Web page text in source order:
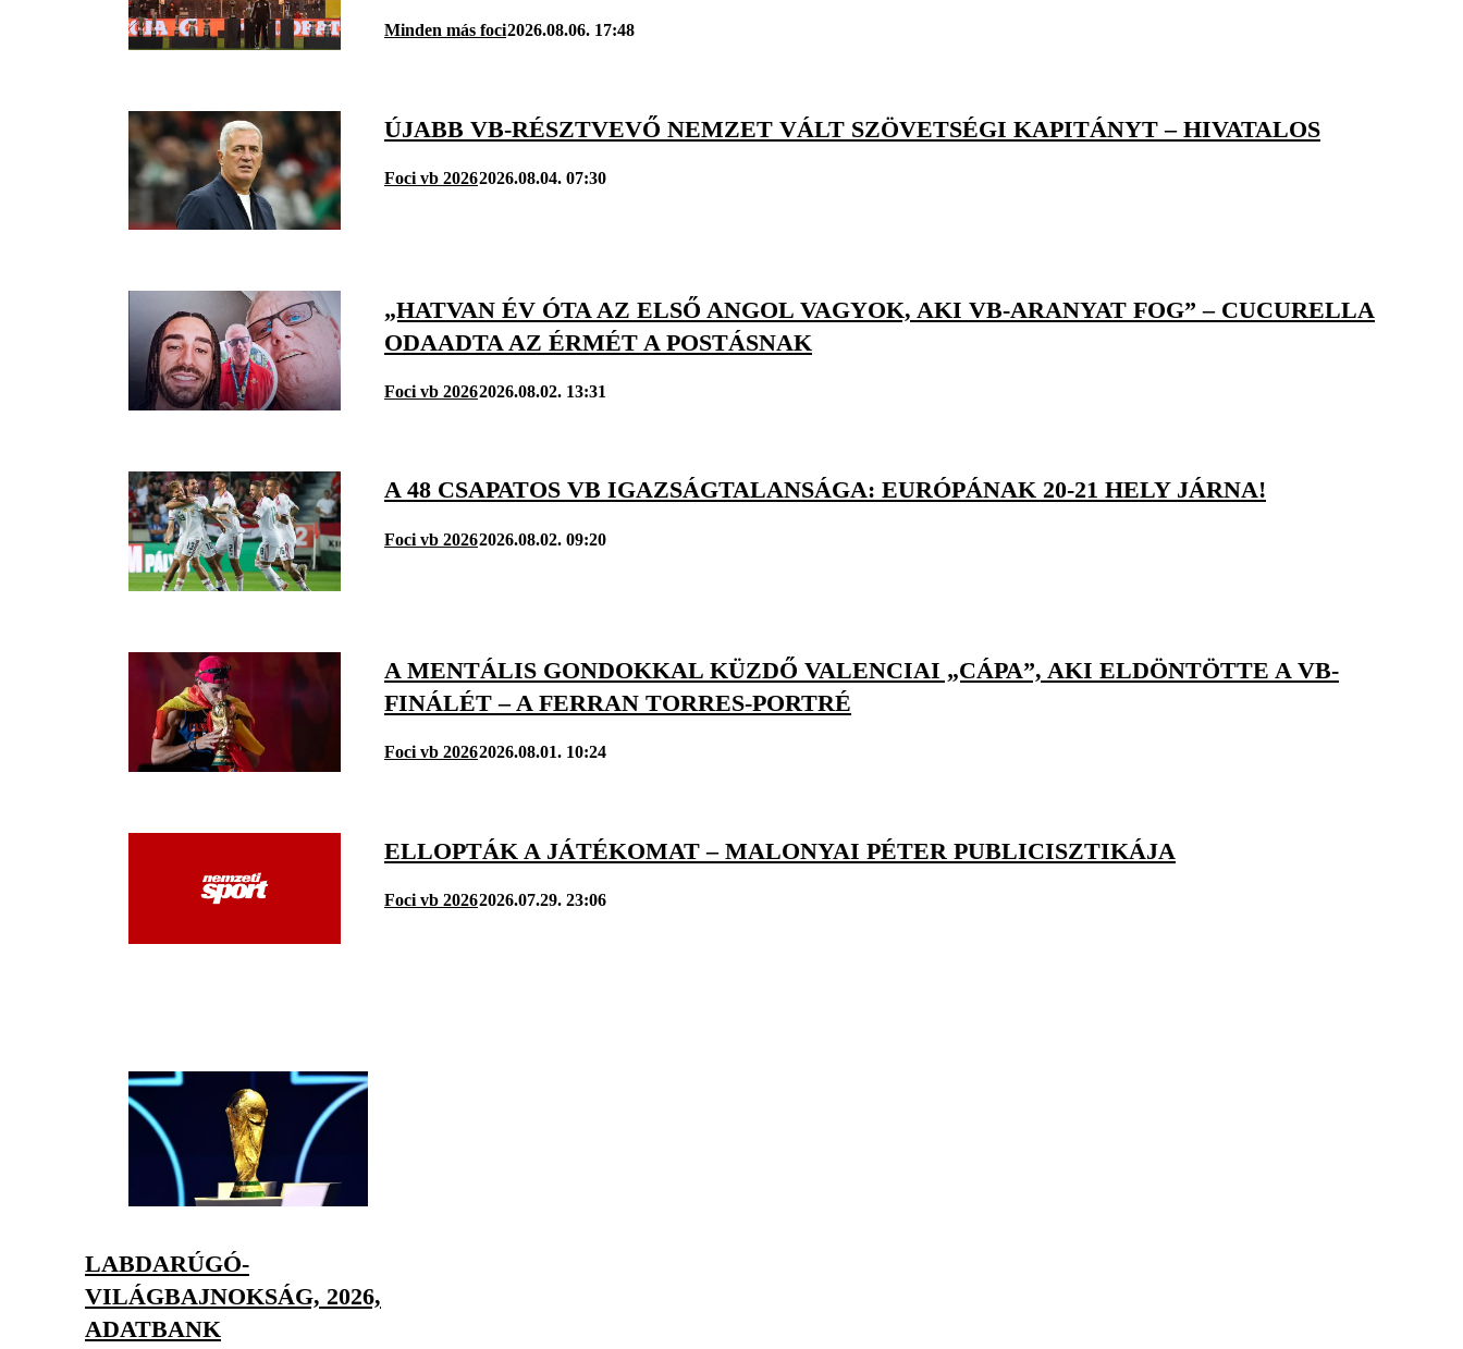
Minden más foci2026.08.06. 17:48
ÚJABB VB-RÉSZTVEVŐ NEMZET VÁLT SZÖVETSÉGI KAPITÁNYT – HIVATALOS
Foci vb 20262026.08.04. 07:30
„HATVAN ÉV ÓTA AZ ELSŐ ANGOL VAGYOK, AKI VB-ARANYAT FOG” – CUCURELLA
ODAADTA AZ ÉRMÉT A POSTÁSNAK
Foci vb 20262026.08.02. 13:31
A 48 CSAPATOS VB IGAZSÁGTALANSÁGA: EURÓPÁNAK 20-21 HELY JÁRNA!
Foci vb 20262026.08.02. 09:20
A MENTÁLIS GONDOKKAL KÜZDŐ VALENCIAI „CÁPA”, AKI ELDÖNTÖTTE A VB-
FINÁLÉT – A FERRAN TORRES-PORTRÉ
Foci vb 20262026.08.01. 10:24
ELLOPTÁK A JÁTÉKOMAT – MALONYAI PÉTER PUBLICISZTIKÁJA
Foci vb 20262026.07.29. 23:06
LABDARÚGÓ-
VILÁGBAJNOKSÁG, 2026,
ADATBANK